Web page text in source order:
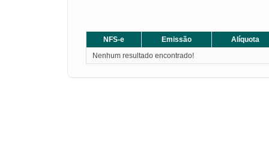
NFS-e Emissão Alíquota
Nenhum resultado encontrado!